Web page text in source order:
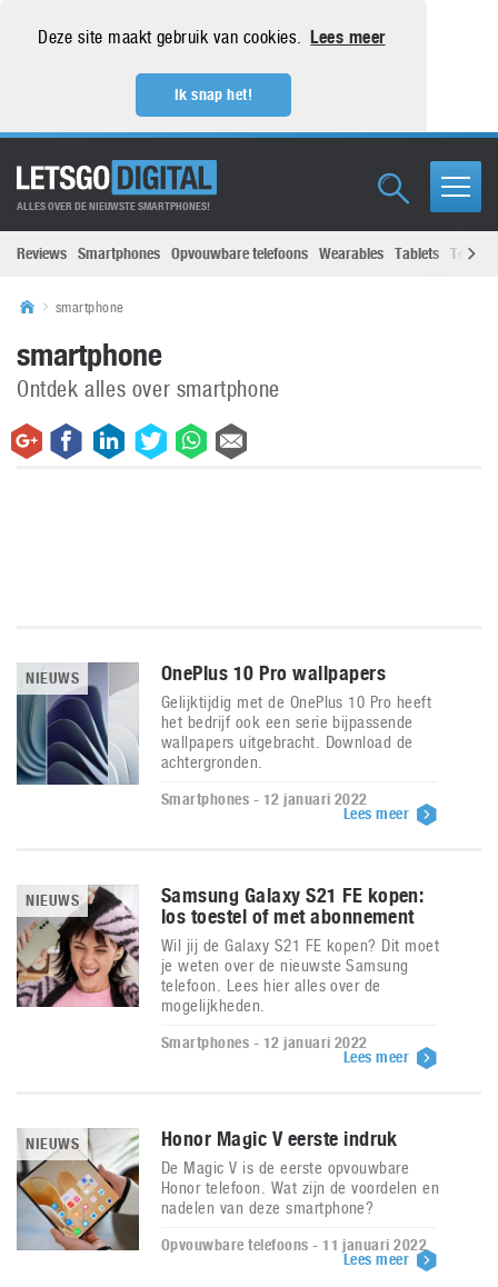
Deze site maakt gebruik van cookies. Lees meer
Ik snap het!
ALLES OVER DE NIEUWSTE SMARTPHONES!
Reviews Smartphones Opvouwbare telefoons Wearables Tablets
smartphone
smartphone
Ontdek alles over smartphone
NIEUWS OnePlus 10 Pro wallpapers
Gelijktijdig met de OnePlus 10 Pro heeft
het bedrijf ook een serie bijpassende
wallpapers uitgebracht. Download de
achtergronden.
Smartphones - 12 januari 2022
Lees meer
NIEUWS
Samsung Galaxy S21 FE kopen:
los toestel of met abonnement
Wil jij de Galaxy S21 FE kopen? Dit moet
je weten over de nieuwste Samsung
telefoon. Lees hier alles over de
mogelijkheden.
Smartphones - 12 januari 2022
Lees meer
NIEUWS Honor Magic V eerste indruk
De Magic V is de eerste opvouwbare
Honor telefoon. Wat zijn de voordelen en
nadelen van deze smartphone?
Opvouwbare telefoons - 11 januari 2022
Lees meer